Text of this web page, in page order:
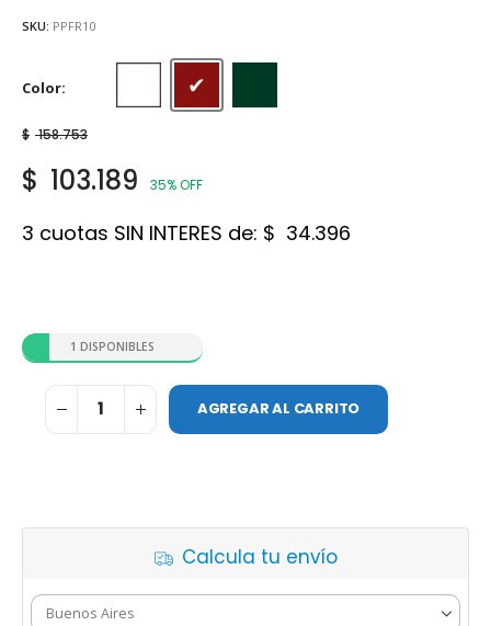
SKU: PPFR10
Color Rojo
$ 158.753
$ 103.189 35% OFF
3 cuotas SIN INTERES de: $ 34.396
1 DISPONIBLES
AGREGAR AL CARRITO
Calcula tu envío